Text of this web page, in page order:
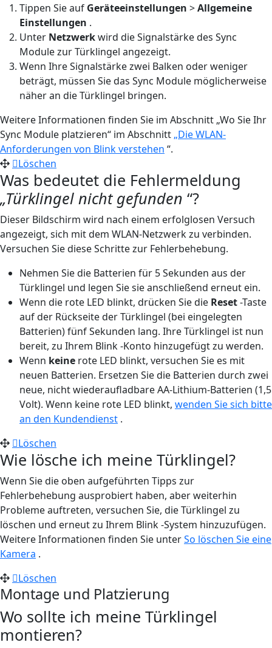
Tippen Sie auf Geräteeinstellungen >Allgemeine
Einstellungen .
Unter Netzwerkwird die Signalstärke des Sync
Module zur Türklingel angezeigt.
Wenn Ihre Signalstärke zwei Balken oder weniger
beträgt, müssen Sie das Sync Module möglicherweise
näher an die Türklingel bringen.
Weitere Informationen finden Sie im Abschnitt „Wo Sie Ihr
Sync Module platzieren“ im Abschnitt „Die WLAN-
Anforderungen von Blink verstehen “.
Löschen
Was bedeutet die Fehlermeldung
„Türklingel nicht gefunden “?
Dieser Bildschirm wird nach einem erfolglosen Versuch
angezeigt, sich mit dem WLAN-Netzwerk zu verbinden.
Versuchen Sie diese Schritte zur Fehlerbehebung.
Nehmen Sie die Batterien für 5 Sekunden aus der
Türklingel und legen Sie sie anschließend erneut ein.
Wenn die rote LED blinkt, drücken Sie die Reset-Taste
auf der Rückseite der Türklingel (bei eingelegten
Batterien) fünf Sekunden lang. Ihre Türklingel ist nun
bereit, zu Ihrem Blink -Konto hinzugefügt zu werden.
Wenn keine rote LED blinkt, versuchen Sie es mit
neuen Batterien. Ersetzen Sie die Batterien durch zwei
neue, nicht wiederaufladbare AA-Lithium-Batterien (1,5
Volt). Wenn keine rote LED blinkt, wenden Sie sich bitte
an den Kundendienst .
Löschen
Wie lösche ich meine Türklingel?
Wenn Sie die oben aufgeführten Tipps zur
Fehlerbehebung ausprobiert haben, aber weiterhin
Probleme auftreten, versuchen Sie, die Türklingel zu
löschen und erneut zu Ihrem Blink -System hinzuzufügen.
Weitere Informationen finden Sie unterSo löschen Sie eine
Kamera .
Löschen
Montage und Platzierung
Wo sollte ich meine Türklingel
montieren?